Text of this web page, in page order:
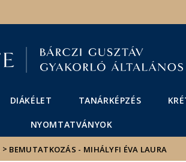
DIÁKÉLET TANÁRKÉPZÉS
NYOMTATVÁNYOK
> BEMUTATKOZÁS - MIHÁLYFI ÉVA LAURA